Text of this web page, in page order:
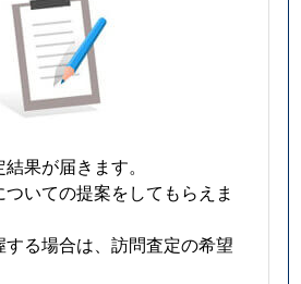
果が届きます。
いての提案をしてもらえま
る場合は、訪問査定の希望